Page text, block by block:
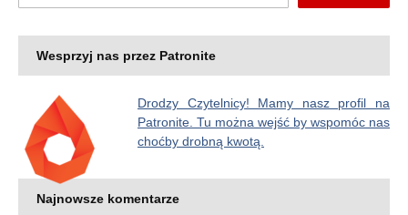
Wesprzyj nas przez Patronite
Drodzy Czytelnicy! Mamy nasz profil na
Patronite. Tu można wejść by wspomóc nas
choćby drobną kwotą.
Najnowsze komentarze